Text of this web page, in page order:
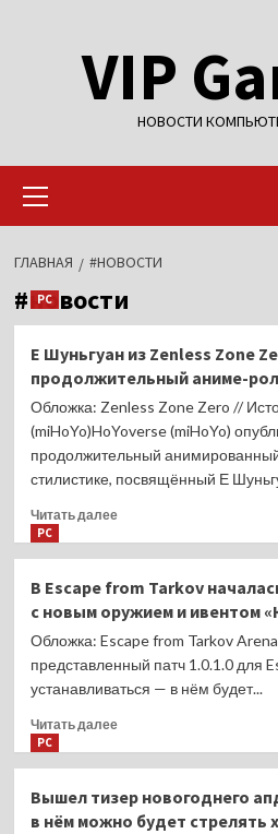
содержимомуVIP
НОВОСТИ
меню
ГЛАВНАЯ #НОВОСТИ
#новости
PC
Е Шуньгуан из Zenless Zone
продолжительный аниме-
Обложка: Zenless Zone Zero //
(miHoYo)HoYoverse (miHoYo)
продолжительный
стилистике, посвящённый Е
Читать далееПрочитать
из Zenless
Zone
Zero
получила
продолжительный
аниме-
ролик
PC
В Escape from Tarkov
с новым оружием и ивентом
Обложка: Escape from Tarkov
представленный патч 1.0.1.0 для
устанавливаться — в нём будет...
Читать далееПрочитать
from
Tarkov
PC
Вышел тизер новогоднего
в нём можно будет стрелять